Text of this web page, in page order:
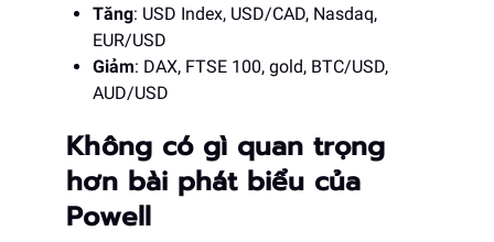
Tăng: USD Index, USD/CAD, Nasdaq,
EUR/USD
Giảm: DAX, FTSE 100, gold, BTC/USD,
AUD/USD
Không có gì quan trọng
hơn bài phát biểu của
Powell